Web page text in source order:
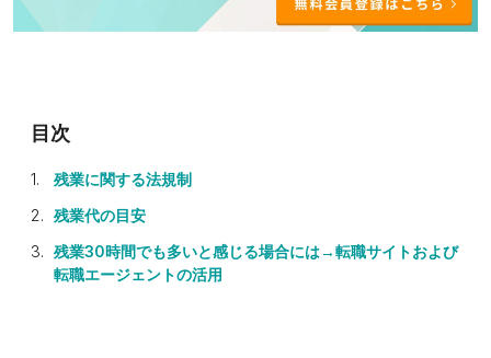
残業に関する法規制
残業代の目安
残業30時間でも多いと感じる場合には→転職サイトおよび
転職エージェントの活用